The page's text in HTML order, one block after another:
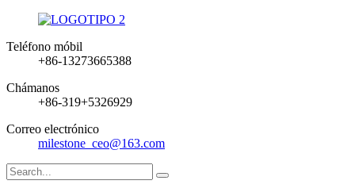
Teléfono móbil
+86-13273665388
Chámanos
+86-319+5326929
Correo electrónico
milestone_ceo@163.com